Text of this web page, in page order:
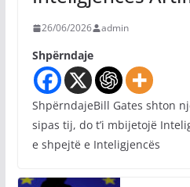
26/06/2026 admin
Shpërndaje
ShpërndajeBill Gates shton
sipas tij, do t’i mbijetojë
e shpejtë e Inteligjencës